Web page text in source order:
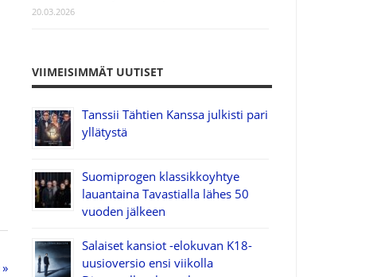
20.03.2026
VIIMEISIMMÄT UUTISET
Tanssii Tähtien Kanssa julkisti pari
yllätystä
Suomiprogen klassikkoyhtye
lauantaina Tavastialla lähes 50
vuoden jälkeen
Salaiset kansiot -elokuvan K18-
uusioversio ensi viikolla